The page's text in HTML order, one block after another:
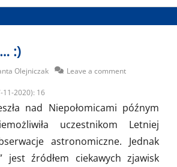
:)
Olejniczak Leave a comment
11-2020): 16
nad Niepołomicami późnym
uczestnikom Letniej
astronomiczne. Jednak
jest źródłem ciekawych zjawisk